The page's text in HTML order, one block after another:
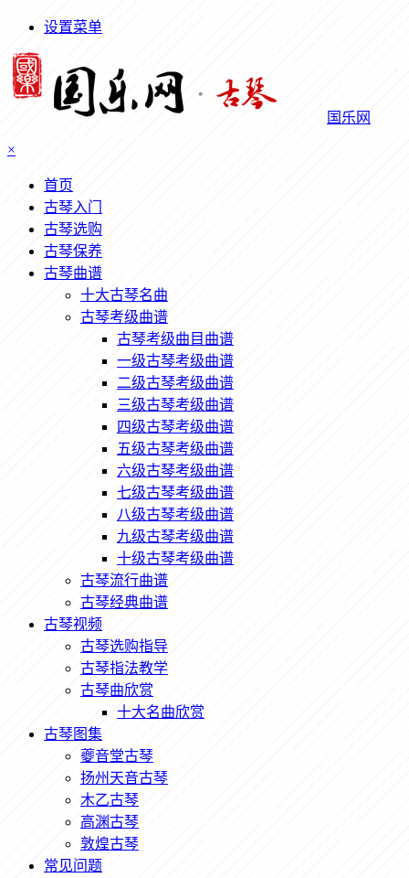
设置菜单
国乐网
×
首页
古琴入门
古琴选购
古琴保养
古琴曲谱
十大古琴名曲
古琴考级曲谱
古琴考级曲目曲谱
一级古琴考级曲谱
二级古琴考级曲谱
三级古琴考级曲谱
四级古琴考级曲谱
五级古琴考级曲谱
六级古琴考级曲谱
七级古琴考级曲谱
八级古琴考级曲谱
九级古琴考级曲谱
十级古琴考级曲谱
古琴流行曲谱
古琴经典曲谱
古琴视频
古琴选购指导
古琴指法教学
古琴曲欣赏
十大名曲欣赏
古琴图集
夔音堂古琴
扬州天音古琴
木乙古琴
高渊古琴
敦煌古琴
常见问题